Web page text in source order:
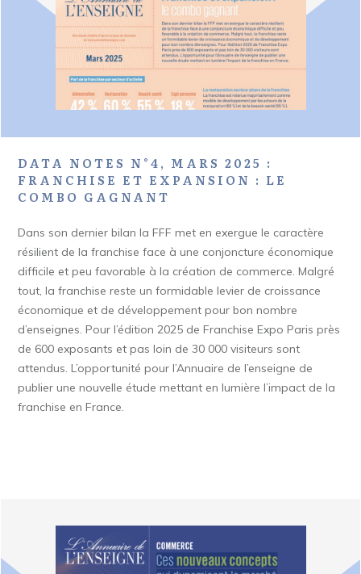
DATA NOTES N°4, MARS 2025 :
FRANCHISE ET EXPANSION : LE
COMBO GAGNANT
Dans son dernier bilan la FFF met en exergue le caractère
résilient de la franchise face à une conjoncture économique
difficile et peu favorable à la création de commerce. Malgré
tout, la franchise reste un formidable levier de croissance
économique et de développement pour bon nombre
d’enseignes. Pour l’édition 2025 de Franchise Expo Paris près
de 600 exposants et pas loin de 30 000 visiteurs sont
attendus. L’opportunité pour l’Annuaire de l’enseigne de
publier une nouvelle étude mettant en lumière l’impact de la
franchise en France.